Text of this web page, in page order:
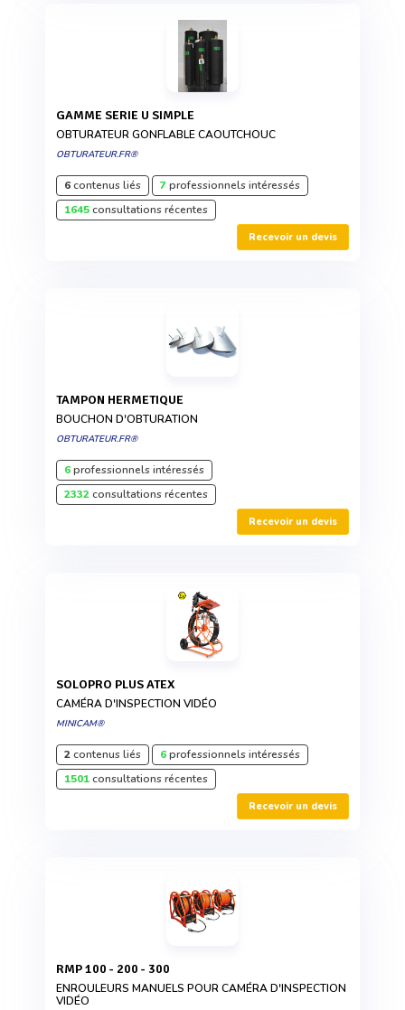
GAMME SERIE U SIMPLE
OBTURATEUR GONFLABLE CAOUTCHOUC
OBTURATEUR.FR®
6contenus liés 7professionnels intéressés
1645consultations récentes
Recevoir un devis
TAMPON HERMETIQUE
BOUCHON D'OBTURATION
OBTURATEUR.FR®
6professionnels intéressés
2332consultations récentes
Recevoir un devis
SOLOPRO PLUS ATEX
CAMÉRA D'INSPECTION VIDÉO
MINICAM®
2contenus liés 6professionnels intéressés
1501consultations récentes
Recevoir un devis
RMP 100 - 200 - 300
ENROULEURS MANUELS POUR CAMÉRA D'INSPECTION
VIDÉO